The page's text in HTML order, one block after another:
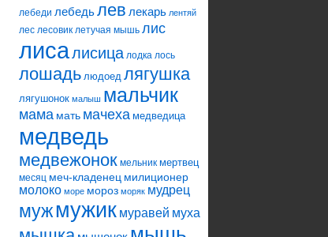
лебеди лебедьлев лекарь лентяй
лес лесовик летучая мышь лис
лисалисица лодка лось
лошадь людоед лягушка
лягушонок малыш мальчик
мама мать мачеха медведица
медведь
медвежонок мельник мертвец
месяц меч-кладенец милиционер
молоко море мороз моряк мудрец
мужмужик муравей муха